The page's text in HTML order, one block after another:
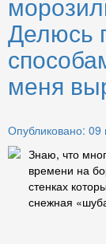
Делюсь
меня
Опубликовано: 09
Знаю, что
времени на
стенках
снежная